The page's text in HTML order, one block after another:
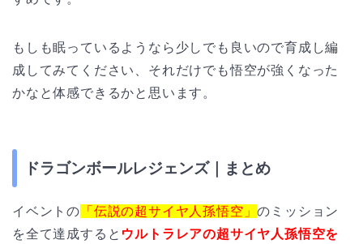
もしも眠っているようなら少しでも良いので育成し編
成してみてください、それだけでも悟空が強くなった
かなと体感できるかと思います。
ドラゴンボールレジェンズ｜まとめ
イベントの 「伝説の超サイヤ人孫悟空」のミッション
を全て達成すると ウルトラレアの超サイヤ人孫悟空を